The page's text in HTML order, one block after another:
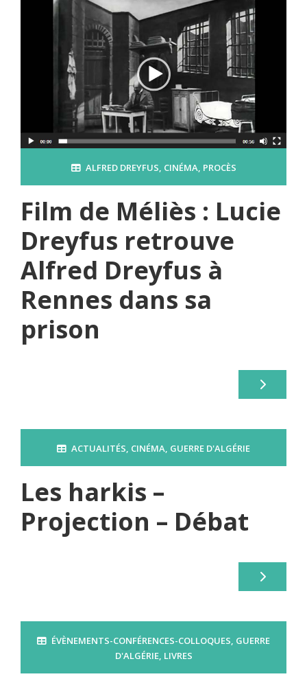
ALFRED DREYFUS, CINÉMA, PROCÈS
Film de Méliès : Lucie
Dreyfus retrouve
Alfred Dreyfus à
Rennes dans sa
prison
ACTUALITÉS, CINÉMA, GUERRE D'ALGÉRIE
Les harkis –
Projection – Débat
ÉVÈNEMENTS-CONFÉRENCES-COLLOQUES, GUERRE
D'ALGÉRIE, LIVRES